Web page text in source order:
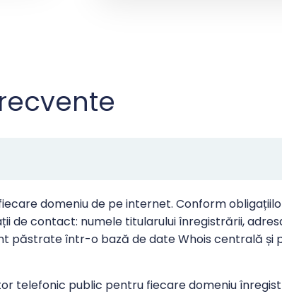
domeniu de pe internet. Conform
de contact: numele titularului înregistrării,
păstrate într-o bază de date Whois centrală și
telefonic public pentru fiecare domeniu